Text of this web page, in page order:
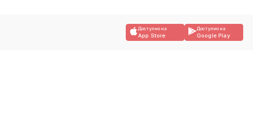
Доступно на
App Store
Доступно на
Google Play